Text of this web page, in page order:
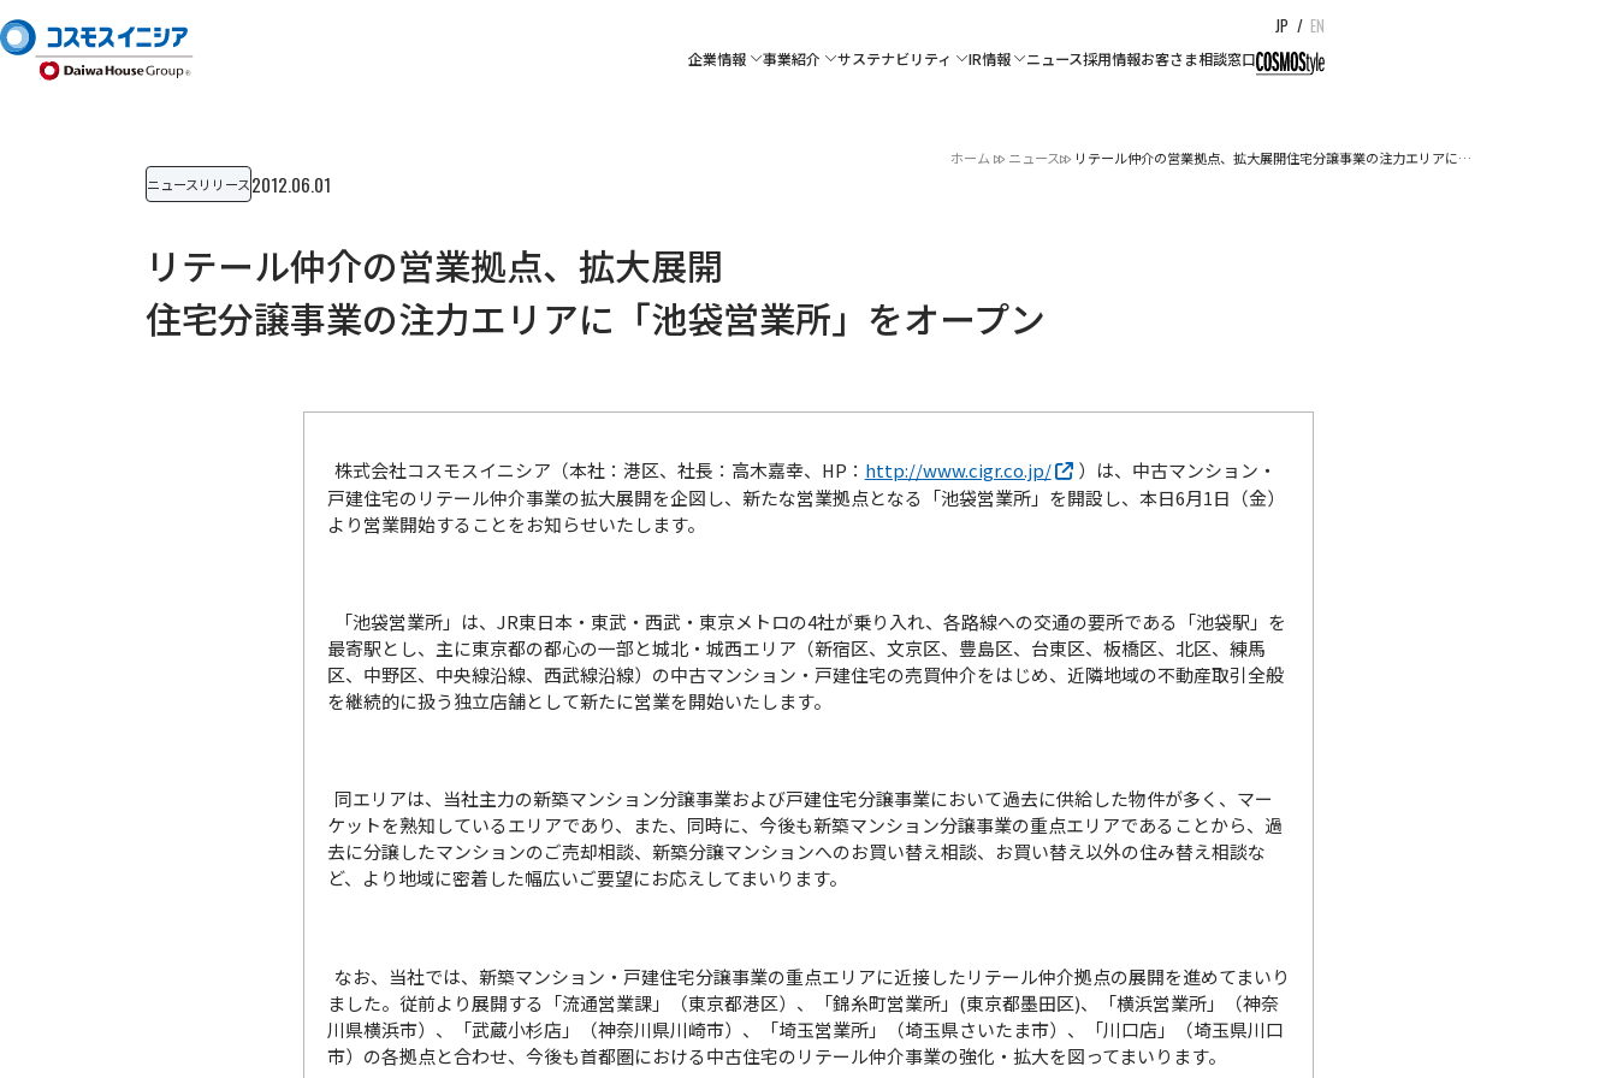
企業情報 事業紹介 サステナビリティ IR情報 ニュース採用情報お客さま相談窓口
JP / EN
ホーム ニュース
リテール仲介の営業拠点、拡大展開住宅分譲事業の注力エリアに…
ニュースリリース2012.06.01
リテール仲介の営業拠点、拡大展開
住宅分譲事業の注力エリアに「池袋営業所」をオープン
株式会社コスモスイニシア（本社：港区、社長：高木嘉幸、HP： http://www.cigr.co.jp/
）は、中古マンション・
戸建住宅のリテール仲介事業の拡大展開を企図し、新たな営業拠点となる「池袋営業所」を開設し、本日6月1日（金）
より営業開始することをお知らせいたします。
「池袋営業所」は、JR東日本・東武・西武・東京メトロの4社が乗り入れ、各路線への交通の要所である「池袋駅」を
最寄駅とし、主に東京都の都心の一部と城北・城西エリア（新宿区、文京区、豊島区、台東区、板橋区、北区、練馬
区、中野区、中央線沿線、西武線沿線）の中古マンション・戸建住宅の売買仲介をはじめ、近隣地域の不動産取引全般
を継続的に扱う独立店舗として新たに営業を開始いたします。
同エリアは、当社主力の新築マンション分譲事業および戸建住宅分譲事業において過去に供給した物件が多く、マー
ケットを熟知しているエリアであり、また、同時に、今後も新築マンション分譲事業の重点エリアであることから、過
去に分譲したマンションのご売却相談、新築分譲マンションへのお買い替え相談、お買い替え以外の住み替え相談な
ど、より地域に密着した幅広いご要望にお応えしてまいります。
なお、当社では、新築マンション・戸建住宅分譲事業の重点エリアに近接したリテール仲介拠点の展開を進めてまいり
ました。従前より展開する「流通営業課」（東京都港区）、「錦糸町営業所」(東京都墨田区)、「横浜営業所」（神奈
川県横浜市）、「武蔵小杉店」（神奈川県川崎市）、「埼玉営業所」（埼玉県さいたま市）、「川口店」（埼玉県川口
市）の各拠点と合わせ、今後も首都圏における中古住宅のリテール仲介事業の強化・拡大を図ってまいります。